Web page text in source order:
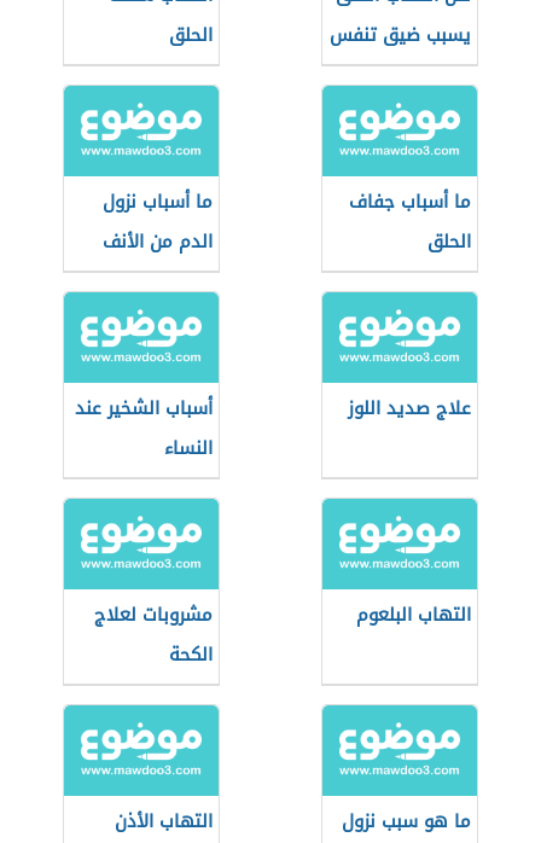
يسبب ضيق تنفس
الحلق
ما أسباب جفاف
الحلق
ما أسباب نزول
الدم من الأنف
علاج صديد اللوز
أسباب الشخير عند
النساء
التهاب البلعوم
مشروبات لعلاج
الكحة
ما هو سبب نزول
التهاب الأذن